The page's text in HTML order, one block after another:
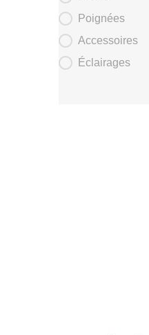
Poignées
Accessoires
Éclairages